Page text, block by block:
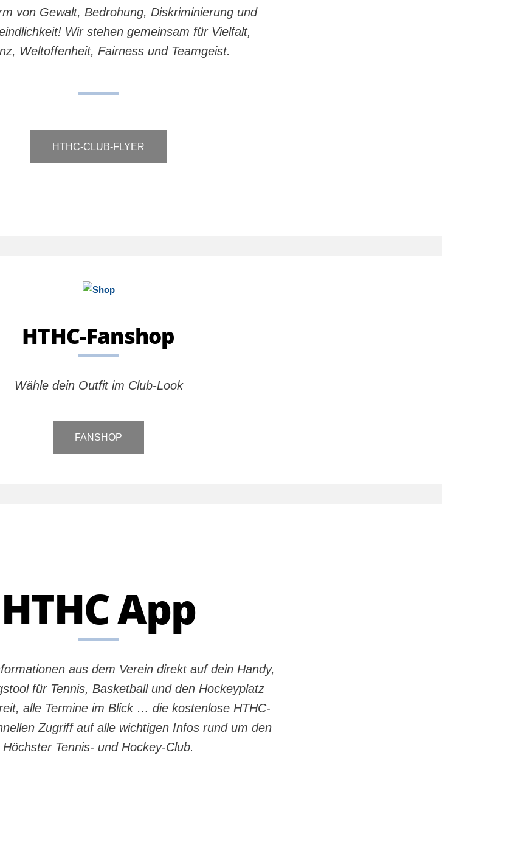
von Gewalt, Bedrohung, Diskriminierung und
Wir stehen gemeinsam für Vielfalt,
Weltoffenheit, Fairness und Teamgeist.
HTHC-CLUB-FLYER
HTHC-Fanshop
Wähle dein Outfit im Club-Look
FANSHOP
HTHC App
aus dem Verein direkt auf dein Handy,
für Tennis, Basketball und den Hockeyplatz
alle Termine im Blick … die kostenlose HTHC-
Zugriff auf alle wichtigen Infos rund um den
Höchster Tennis- und Hockey-Club.